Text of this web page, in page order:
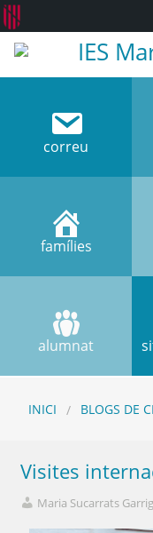
IES
correu
famílies
alumnat
INICI BLOGS DE
Visites
Maria Sucarrats